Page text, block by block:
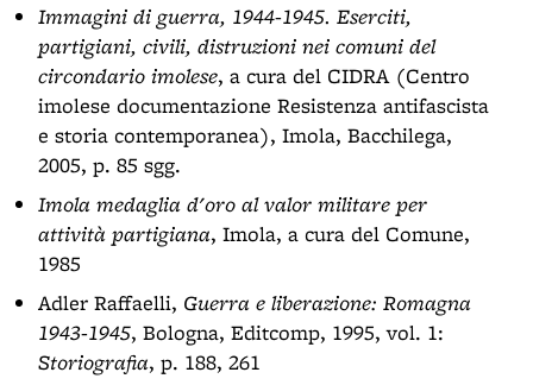
Immagini di guerra, 1944-1945. Eserciti,
partigiani, civili, distruzioni nei comuni del
circondario imolese, a cura del CIDRA (Centro
imolese documentazione Resistenza antifascista
e storia contemporanea), Imola, Bacchilega,
2005, p. 85 sgg.
Imola medaglia d'oro al valor militare per
attività partigiana, Imola, a cura del Comune,
1985
Adler Raffaelli, Guerra e liberazione: Romagna
1943-1945, Bologna, Editcomp, 1995, vol. 1:
Storiografia, p. 188, 261